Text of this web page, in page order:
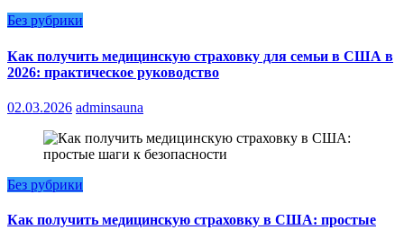
Без рубрики
Как получить медицинскую страховку для семьи в США в
2026: практическое руководство
02.03.2026 adminsauna
Без рубрики
Как получить медицинскую страховку в США: простые